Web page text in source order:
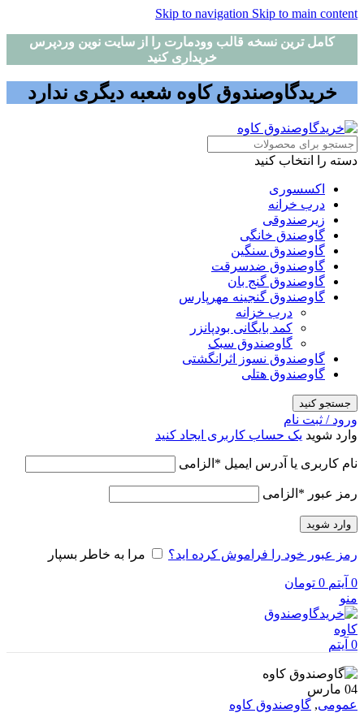
Skip to navigation Skip to main content
کامل ترین نسخه قالب وودمارت را از سایت نوین وردپرس
خریداری کنید
خریدگاوصندوق کاوه شعبه دیگری ندارد
دسته را انتخاب کنید
اکسسوری
درب خرانه
زیرصندوقی
گاوصندق خانگی
گاوصندوق سنگین
گاوصندوق ضدسرقت
گاوصندوق گنج بان
گاوصندوق گنجینه مهرپارس
درب خزانه
کمد بایگانی بودپانزر
گاوصندوق سبک
گاوصندوق نسوز اثرانگشتی
گاوصندوق هتلی
جستجو کنید
ورود / ثبت نام
وارد شوید یک حساب کاربری ایجاد کنید
نام کاربری یا آدرس ایمیل * الزامی
رمز عبور * الزامی
وارد شوید
رمز عبور خود را فراموش کرده اید؟ مرا به خاطر بسپار
0 آیتم 0 تومان
منو
0 آیتم
04 مارس
عمومی, گاوصندوق کاوه